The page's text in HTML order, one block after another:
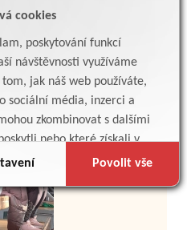
cookies
poskytování funkcí
návštěvnosti využíváme
jak náš web používáte,
sociální média, inzerci a
zkombinovat s dalšími
nebo které získali v
služby.
Povolit vše